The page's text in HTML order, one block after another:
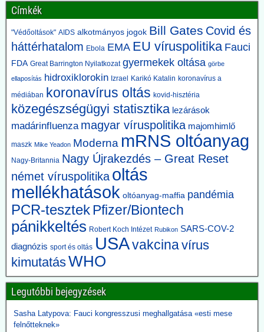
vagy más idegrendszeri betegségnek nevezünk, ugyanabba a
kategóriába sorolták.
A CDC és az Amerikai Közegészségügyi Szövetség felülvizsgálta a
kritériumokat – most már gyakran 60 napos vagy annál hosszabb
bénulást követelnek meg a besoroláshoz. Azokat az eseteket,
amelyek nem feleltek meg az új kritériumoknak, másként sorolták
2026.06.10. JonFleetwood.com: Kennedy
beszüntette, Rubio külügyminiszter újra elindítja
a Gavi finanszírozását
Egy évvel ezelőtt Robert F. Kennedy Jr. egészségügyi miniszter
visszavonta a Gavi számára nyújtott, évi több száz millió dolláros
amerikai támogatást, hivatkozva a DTP-oltással összefüggésbe
hozható gyermekhalálesetekre.
Kennedy arra kérte a Gavi-t, hogy „állítsa vissza a közbizalmat, és
igazolja azt a 8 milliárd dollárt, amelyet Amerika 2001 óta nyújtott
finanszírozásként”.
Rubio külügyminiszter azonban most közölte, hogy - az afrikai
ebola-esetekre tekintettel - folytatják a Gavi finanszírozását. A
közbizalom Gavi általi visszaszerzéséről Rubio nem ejtett szót.
2026.06.09. 24.hu: A 300 milliárdért beszerzett,
használhatatlan lélegeztetőgépek tárolása eddig
2,3 milliárdba került
lélegeztetőgépek ügyét. A járvány alatt közel 300 milliárd forint
értékben szerzett be gépeket az Orbán-kormány annak ellenére,
Címkék
"Védőoltások" AIDS alkotmányos jogok Bill Gates Covid és
háttérhatalom Ebola EMA EU víruspolitika Fauci
FDA Great Barrington Nyilatkozat gyermekek oltása görbe
ellaposítás hidroxiklorokin Izrael Karikó Katalin koronavírus a
médiában koronavírus oltás kovid-hisztéria
közegészségügyi statisztika lezárások
madárinfluenza magyar víruspolitika majomhimlő
maszk Mike Yeadon Moderna mRNS oltóanyag
Nagy-Britannia Nagy Újrakezdés – Great Reset
német víruspolitika oltás
mellékhatások oltóanyag-maffia pandémia
PCR-tesztek Pfizer/Biontech
pánikkeltés Robert Koch Intézet Rubikon SARS-COV-2
diagnózis sport és oltás USAvakcinavírus
kimutatásWHO
Legutóbbi bejegyzések
Sasha Latypova: Fauci kongresszusi meghallgatása «esti mese
felnőtteknek»